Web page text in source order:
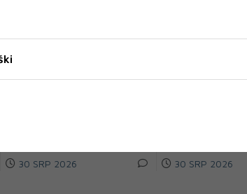
ispao iz Europe
30 SRP 2026
KARIJERE
30 SRP 2026